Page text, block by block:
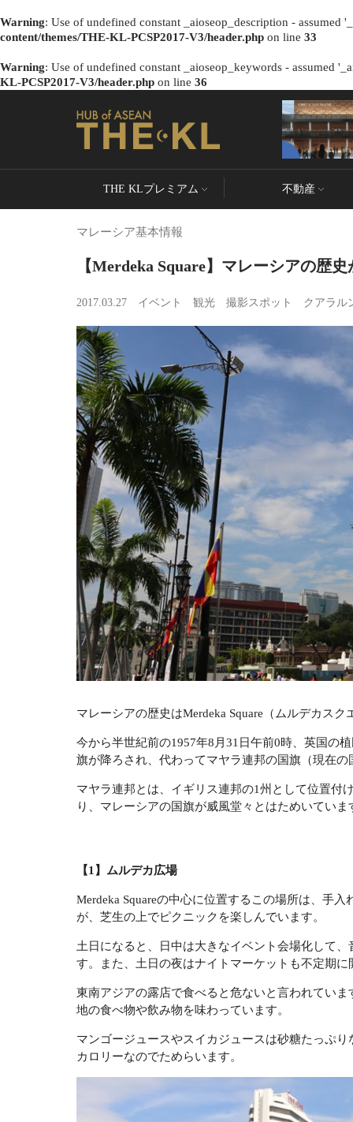
Warning: Use of undefined constant _aioseop_description -
content/themes/THE-KL-PCSP2017-V3/header.php on line 33
Warning: Use of undefined constant _aioseop_keywords - assumed
KL-PCSP2017-V3/header.php on line 36
THE KLプレミアム 不動産
マレーシア基本情報
【Merdeka Square】マレーシアの歴
2017.03.27 イベント 観光 撮影スポット クアラル
マレーシアの歴史はMerdeka Square（ムルデカス
今から半世紀前の1957年8月31日午前0時、英国の
旗が降ろされ、代わってマヤラ連邦の国旗（現在
マヤラ連邦とは、イギリス連邦の1州として位置付
り、マレーシアの国旗が威風堂々とはためいていま
【1】ムルデカ広場
Merdeka Squareの中心に位置するこの場所は、手
が、芝生の上でピクニックを楽しんでいます。
土日になると、日中は大きなイベント会場化して
す。また、土日の夜はナイトマーケットも不定期に
東南アジアの露店で食べると危ないと言われてい
地の食べ物や飲み物を味わっています。
マンゴージュースやスイカジュースは砂糖たっぷ
カロリーなのでためらいます。